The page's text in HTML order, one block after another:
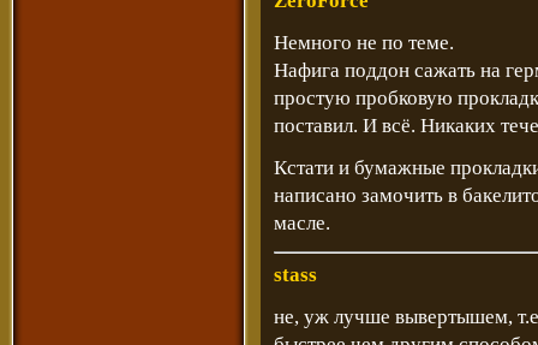
Немного не по теме.
Нафига поддон сажать на
простую пробковую
поставил. И всё. Никаких
Кстати и бумажные
написано замочить в
масле.
stass
не, уж лучше вывертышем,